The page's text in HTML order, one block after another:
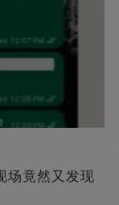
场竟然又发现